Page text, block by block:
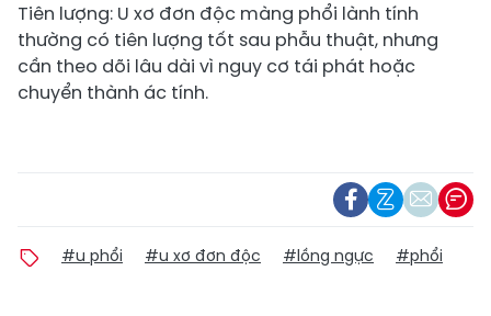
Tiên lượng: U xơ đơn độc màng phổi lành tính
thường có tiên lượng tốt sau phẫu thuật, nhưng
cần theo dõi lâu dài vì nguy cơ tái phát hoặc
chuyển thành ác tính.
#u phổi #u xơ đơn độc #lồng ngực #phổi